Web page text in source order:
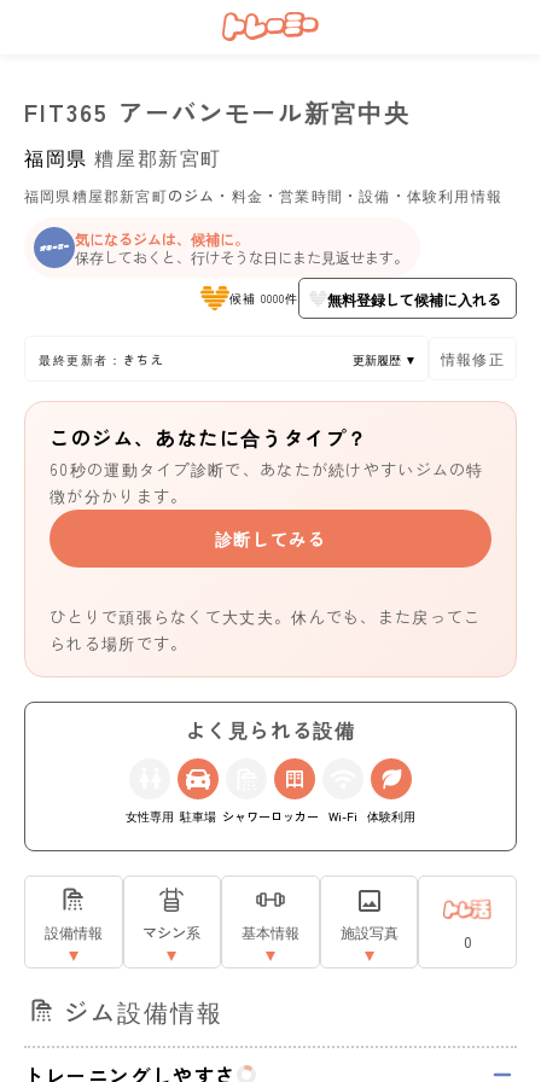
FIT365 アーバンモール新宮中央
福岡県 糟屋郡新宮町
福岡県糟屋郡新宮町のジム・料金・営業時間・設備・体験利用情報
気になるジムは、候補に。
保存しておくと、行けそうな日にまた見返せます。
候補 0000件 無料登録して候補に入れる
最終更新者：きちえ 更新履歴 ▼ 情報修正
このジム、あなたに合うタイプ？
60秒の運動タイプ診断で、あなたが続けやすいジムの特
徴が分かります。
診断してみる
ひとりで頑張らなくて大丈夫。休んでも、また戻ってこ
られる場所です。
よく見られる設備
女性専用 駐車場 シャワー ロッカー Wi-Fi 体験利用
設備情報 マシン系 基本情報 施設写真 0
ジム設備情報
トレーニングしやすさ